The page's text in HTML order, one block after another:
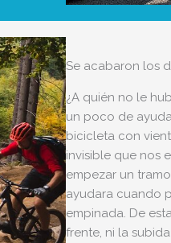
Se acabaron los
¿A quién no le
un poco de
bicicleta con
invisible que nos
empezar un
ayudara cuando
empinada. De
frente, ni la